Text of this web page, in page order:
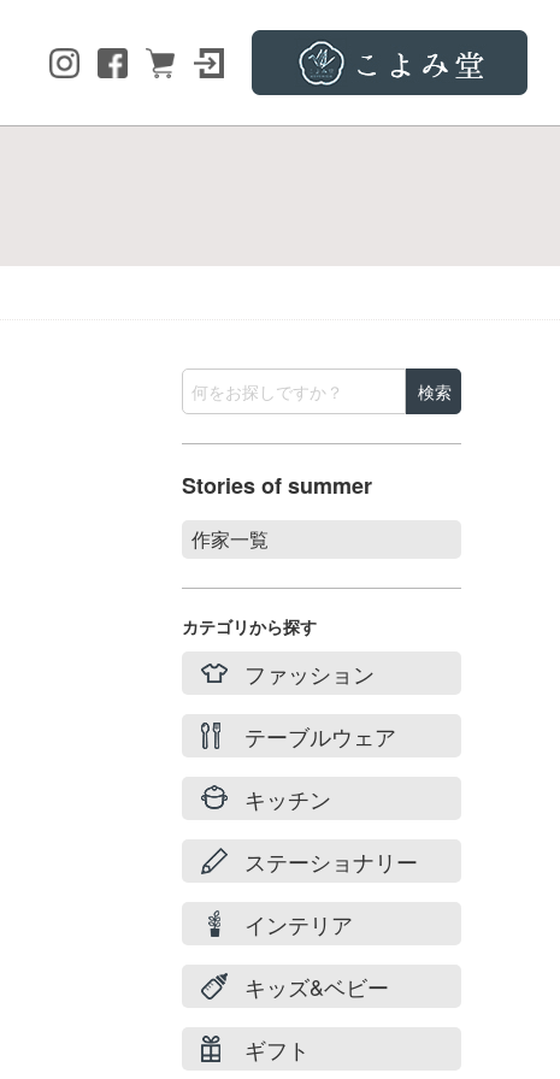
Stories of summer
作家一覧
Stories of summer
filicafilica
maison du suzume
村井 陽子
カテゴリから探す
ファッション
テーブルウェア
キッチン
ステーショナリー
インテリア
キッズ&ベビー
ギフト